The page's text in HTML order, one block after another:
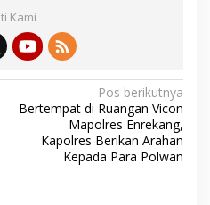
Kami
Pos berikutnya
Bertempat di Ruangan Vicon
Mapolres Enrekang,
Kapolres Berikan Arahan
Kepada Para Polwan